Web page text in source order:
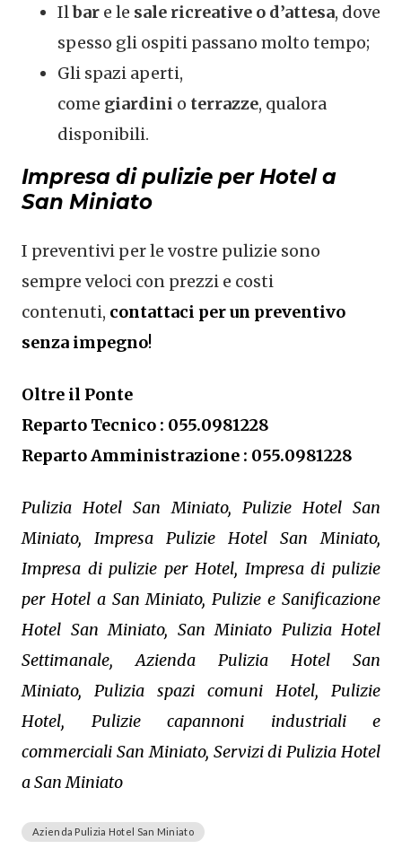
Ilbar e le sale ricreative o d’attesa, dove
spesso gli ospiti passano molto tempo;
Gli spazi aperti,
come giardini o terrazze, qualora
disponibili.
Impresa di pulizie per Hotel a
San Miniato
I preventivi per le vostre pulizie sono
sempre veloci con prezzi e costi
contenuti, contattaci per un preventivo
senza impegno!
Oltre il Ponte
Reparto Tecnico : 055.0981228
Reparto Amministrazione : 055.0981228
Pulizia Hotel San Miniato, Pulizie Hotel San
Miniato, Impresa Pulizie Hotel San Miniato,
Impresa di pulizie per Hotel, Impresa di pulizie
per Hotel a San Miniato, Pulizie e Sanificazione
Hotel San Miniato, San Miniato Pulizia Hotel
Settimanale, Azienda Pulizia Hotel San
Miniato, Pulizia spazi comuni Hotel, Pulizie
Hotel, Pulizie capannoni industriali e
commerciali San Miniato, Servizi di Pulizia Hotel
a San Miniato
Azienda Pulizia Hotel San Miniato